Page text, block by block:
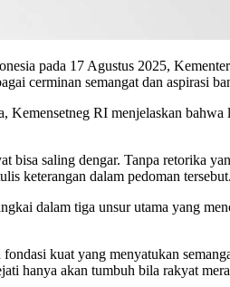
pada 17 Agustus 2025,
cerminan semangat dan aspirasi
RI menjelaskan
bisa saling dengar. Tanpa retorika
keterangan dalam pedoman tersebut.
dalam tiga unsur utama yang
kuat yang menyatukan
hanya akan tumbuh bila rakyat